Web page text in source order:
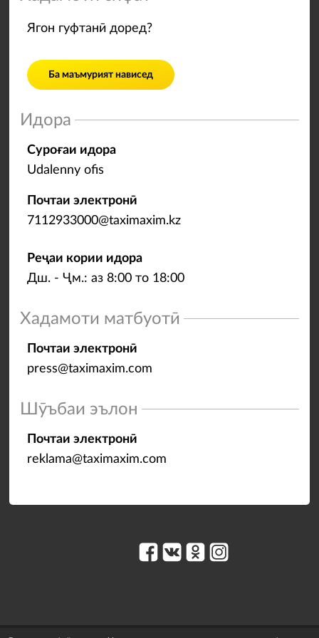
Ягон гуфтанӣ доред?
Ба маъмурият нависед
Идора
Суроғаи идора
Udalenny ofis
Почтаи электронӣ
7112933000@taximaxim.kz
Реҷаи кории идора
Дш. - Ҷм.: аз 8:00 то 18:00
Хадамоти матбуотӣ
Почтаи электронӣ
press@taximaxim.com
Шӯъбаи эълон
Почтаи электронӣ
reklama@taximaxim.com